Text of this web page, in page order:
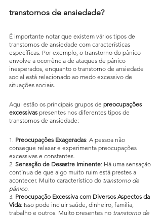
transtornos de ansiedade?
É importante notar que existem vários tipos de
transtornos de ansiedade com características
específicas. Por exemplo, o transtorno do pânico
envolve a ocorrência de ataques de pânico
inesperados, enquanto o transtorno de ansiedade
social está relacionado ao medo excessivo de
situações sociais.
Aqui estão os principais grupos de preocupações
excessivas presentes nos diferentes tipos de
transtornos de ansiedade:
1. Preocupações Exageradas: A pessoa não
consegue relaxar e experimenta preocupações
excessivas e constantes.
2. Sensação de Desastre Iminente: Há uma sensação
contínua de que algo muito ruim está prestes a
acontecer. Muito característico do transtorno de
pânico.
3. Preocupação Excessiva com Diversos Aspectos da
Vida: Isso pode incluir saúde, dinheiro, família,
trabalho e outros. Muito presentes no transtorno de